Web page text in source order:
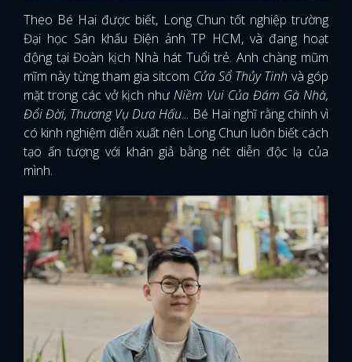
Theo Bé Hai được biết, Long Chun tốt nghiệp trường
Đại học Sân khấu Điện ảnh TP HCM, và đang hoạt
động tại Đoàn kịch Nhà hát Tuổi trẻ. Anh chàng mũm
mĩm này từng tham gia sitcom Cửa Sổ Thủy Tinh và góp
mặt trong các vở kịch như Niềm Vui Của Đám Gà Nhà,
Đổi Đời, Thương Vụ Dưa Hấu... Bé Hai nghĩ rằng chính vì
có kinh nghiệm diễn xuất nên Long Chun luôn biết cách
tạo ấn tượng với khán giả bằng nét diễn độc lạ của
mình.